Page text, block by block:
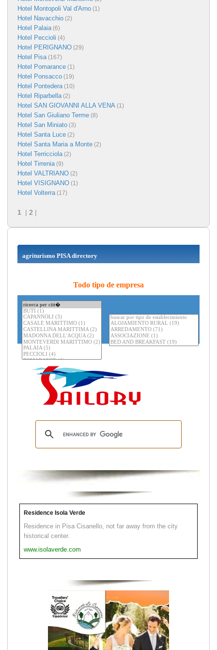
Hotel Montopoli Val d'Arno (1)
Hotel Navacchio (2)
Hotel Palaia (6)
Hotel Peccioli (4)
Hotel PERIGNANO (29)
Hotel Pisa (167)
Hotel Pomarance (1)
Hotel Ponsacco (19)
Hotel Pontedera (10)
Hotel Riparbella (2)
Hotel SAN GIOVANNI ALLA VENA (1)
Hotel San Giuliano Terme (8)
Hotel San Miniato (3)
Hotel Santa Luce (2)
Hotel Santa Maria a Monte (2)
Hotel Terricciola (2)
Hotel Tirrenia (9)
Hotel VALTRIANO (2)
Hotel VISIGNANO (1)
Hotel Volterra (17)
1 | 2 |
agriturismo PISA directory
Todo tipo de empresa
Residence Isola Verde
Residence in Pisa Cisanello, not far away from the city
historical center.
www.isolaverde.com